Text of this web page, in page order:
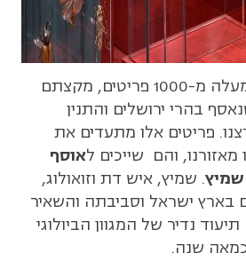
בתערוכה מוצגים למעלה מ-1000 פריטים, מקצתם
בהרי ירושלים והתנין
פריטים אלו מתעדים את
והם שייכים לאוסף
. שמיץ, איש דת וזואולוג,
בארץ ישראל וסביבתה והשאיר
נדיר של המגוון הביולוגי
שנה.